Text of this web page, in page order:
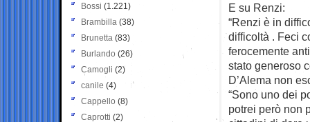
E su Renzi:
“Renzi è in
difficoltà . Feci
ferocemente
stato generoso
D’Alema non
“Sono uno dei
potrei però non
Bossi (1.221)
Brambilla (38)
Brunetta (83)
Burlando (26)
Camogli (2)
canile (4)
Cappello (8)
Caprotti (2)